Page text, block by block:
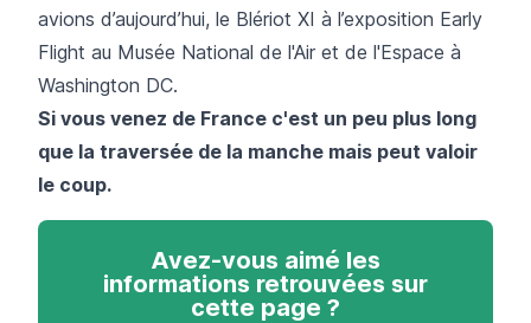
avions d’aujourd’hui, le Blériot XI à l’exposition Early
Flight au Musée National de l'Air et de l'Espace à
Washington DC.
Si vous venez de France c'est un peu plus long
que la traversée de la manche mais peut valoir
le coup.
Avez-vous aimé les
informations retrouvées sur
cette page ?